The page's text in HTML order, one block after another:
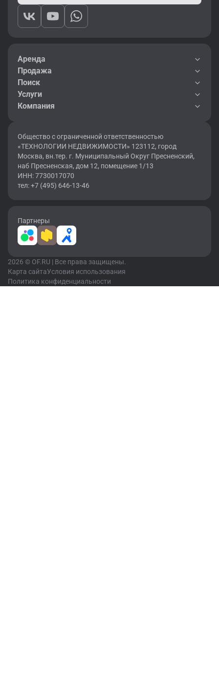
Аренда
Продажа
Поиск
Услуги
Компания
Общество с ограниченной ответственностью
«ТЕХНОЛОГИИ НЕДВИЖИМОСТИ» 123112, город
Москва, вн.тер. г. Муниципальный Округ Пресненский,
наб Пресненская, дом 12, помещение 1/13
ИНН: 7730017070
тел: +7 (495) 646-13-46
Партнеры
2026 © OF.RU | Все права защищены.
Карта сайтаУсловия использования
Политика конфиденциальности